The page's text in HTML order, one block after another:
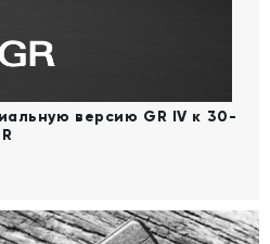
версию GR IV к 30-